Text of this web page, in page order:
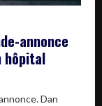
annonce
hôpital
Dan